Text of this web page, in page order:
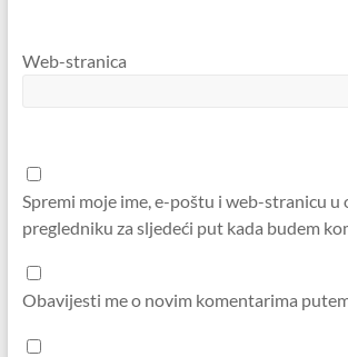
Web-stranica
Spremi moje ime, e-poštu i web-stranicu
pregledniku za sljedeći put kada budem
Obavijesti me o novim komentarima